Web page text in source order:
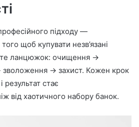
підходу —
щоб купувати незв’язані
ланцюжок: очищення →
зволоження → захист. Кожен крок
результат стає
від хаотичного набору банок.